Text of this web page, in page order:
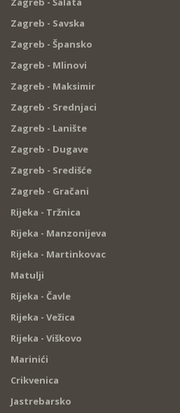
Zagreb - Savska
Zagreb - Špansko
Zagreb - Mlinovi
Zagreb - Maksimir
Zagreb - Srednjaci
Zagreb - Lanište
Zagreb - Dugave
Zagreb - Središće
Zagreb - Gračani
Rijeka - Tržnica
Rijeka - Manzonijeva
Rijeka - Martinkovac
Matulji
Rijeka - Čavle
Rijeka - Vežica
Rijeka - Viškovo
Marinići
Crikvenica
Jastrebarsko